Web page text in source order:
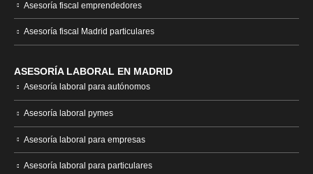
Asesoría fiscal emprendedores
Asesoría fiscal Madrid particulares
ASESORÍA LABORAL EN MADRID
Asesoría laboral para autónomos
Asesoría laboral pymes
Asesoría laboral para empresas
Asesoría laboral para particulares